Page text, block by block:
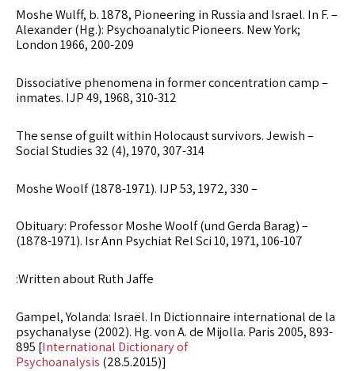
– Moshe Wulff, b. 1878, Pioneering in Russia and Israel. In F.
Alexander (Hg.): Psychoanalytic Pioneers. New York;
London 1966, 200-209
– Dissociative phenomena in former concentration camp
inmates. IJP 49, 1968, 310-312
– The sense of guilt within Holocaust survivors. Jewish
Social Studies 32 (4), 1970, 307-314
– Moshe Woolf (1878-1971). IJP 53, 1972, 330
– (und Gerda Barag) Obituary: Professor Moshe Woolf
(1878-1971). Isr Ann Psychiat Rel Sci 10, 1971, 106-107
Written about Ruth Jaffe:
Gampel, Yolanda: Israël. In Dictionnaire international de la
psychanalyse (2002). Hg. von A. de Mijolla. Paris 2005, 893-
895 [International Dictionary of
Psychoanalysis (28.5.2015)]